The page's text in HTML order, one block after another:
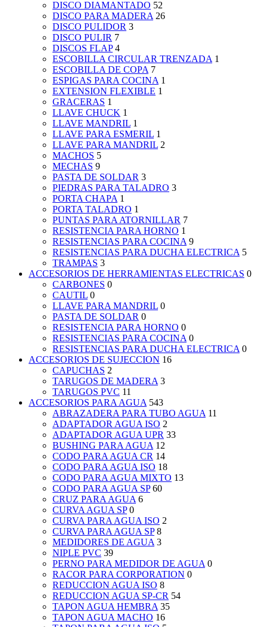
DISCO DIAMANTADO 52
DISCO PARA MADERA 26
DISCO PULIDOR 3
DISCO PULIR 7
DISCOS FLAP 4
ESCOBILLA CIRCULAR TRENZADA 1
ESCOBILLA DE COPA 7
ESPIGAS PARA COCINA 1
EXTENSION FLEXIBLE 1
GRACERAS 1
LLAVE CHUCK 1
LLAVE MANDRIL 1
LLAVE PARA ESMERIL 1
LLAVE PARA MANDRIL 2
MACHOS 5
MECHAS 9
PASTA DE SOLDAR 3
PIEDRAS PARA TALADRO 3
PORTA CHAPA 1
PORTA TALADRO 1
PUNTAS PARA ATORNILLAR 7
RESISTENCIA PARA HORNO 1
RESISTENCIAS PARA COCINA 9
RESISTENCIAS PARA DUCHA ELECTRICA 5
TRAMPAS 3
ACCESORIOS DE HERRAMIENTAS ELECTRICAS 0
CARBONES 0
CAUTIL 0
LLAVE PARA MANDRIL 0
PASTA DE SOLDAR 0
RESISTENCIA PARA HORNO 0
RESISTENCIAS PARA COCINA 0
RESISTENCIAS PARA DUCHA ELECTRICA 0
ACCESORIOS DE SUJECCION 16
CAPUCHAS 2
TARUGOS DE MADERA 3
TARUGOS PVC 11
ACCESORIOS PARA AGUA 543
ABRAZADERA PARA TUBO AGUA 11
ADAPTADOR AGUA ISO 2
ADAPTADOR AGUA UPR 33
BUSHING PARA AGUA 12
CODO PARA AGUA CR 14
CODO PARA AGUA ISO 18
CODO PARA AGUA MIXTO 13
CODO PARA AGUA SP 60
CRUZ PARA AGUA 6
CURVA AGUA SP 0
CURVA PARA AGUA ISO 2
CURVA PARA AGUA SP 8
MEDIDORES DE AGUA 3
NIPLE PVC 39
PERNO PARA MEDIDOR DE AGUA 0
RACOR PARA CORPORATION 0
REDUCCION AGUA ISO 8
REDUCCION AGUA SP-CR 54
TAPON AGUA HEMBRA 35
TAPON AGUA MACHO 16